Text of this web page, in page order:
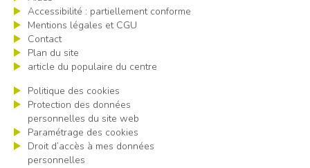
Accessibilité : partiellement conforme
Mentions légales et CGU
Contact
Plan du site
article du populaire du centre
Politique des cookies
Protection des données
personnelles du site web
Paramétrage des cookies
Droit d’accès à mes données
personnelles